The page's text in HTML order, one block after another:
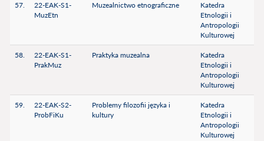
57.
22-EAK-S1-
MuzEtn
Muzealnictwo etnograficzne
Katedra
Etnologii i
Antropologii
Kulturowej
58.
22-EAK-S1-
PrakMuz
Praktyka muzealna
Katedra
Etnologii i
Antropologii
Kulturowej
59.
22-EAK-S2-
ProbFiKu
Problemy filozofii języka i
kultury
Katedra
Etnologii i
Antropologii
Kulturowej